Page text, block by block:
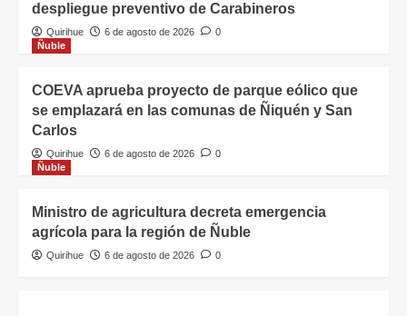
despliegue preventivo de Carabineros
Quirihue 6 de agosto de 2026
0
Ñuble
COEVA aprueba proyecto de parque eólico que
se emplazará en las comunas de Ñiquén y San
Carlos
Quirihue 6 de agosto de 2026
0
Ñuble
Ministro de agricultura decreta emergencia
agrícola para la región de Ñuble
Quirihue 6 de agosto de 2026 0